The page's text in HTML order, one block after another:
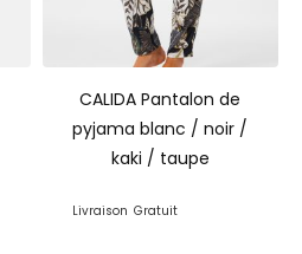
CALIDA Pantalon de
pyjama blanc / noir /
kaki / taupe
Livraison Gratuit